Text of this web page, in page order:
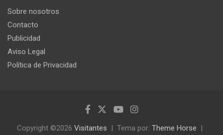
Sobre nosotros
Contacto
Publicidad
Aviso Legal
Política de Privacidad
Copyright ©2026 Visitantes Tema por: Theme Horse